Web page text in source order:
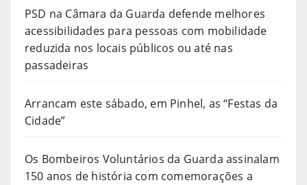
PSD na Câmara da Guarda defende melhores
acessibilidades para pessoas com mobilidade
reduzida nos locais públicos ou até nas
passadeiras
Arrancam este sábado, em Pinhel, as “Festas da
Cidade”
Os Bombeiros Voluntários da Guarda assinalam
150 anos de história com comemorações a